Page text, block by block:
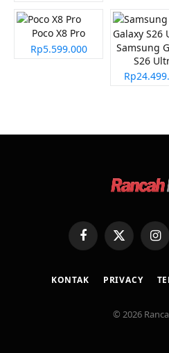
Poco X8 Pro
Rp5.599.000
Samsung
S26
FacebookX
(Twitter)
KONTAK PRIVACY
© 2026